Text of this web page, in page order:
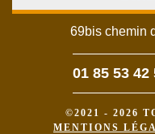
69bis chemin
01 85 53 42
©2021 - 2026
MENTIONS